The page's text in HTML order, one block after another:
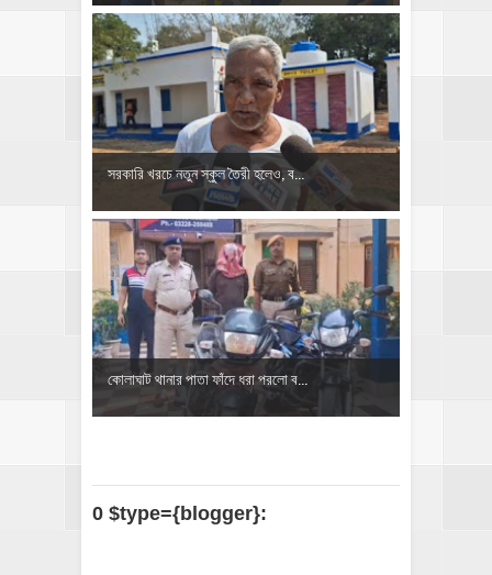
সরকারি খরচে নতুন স্কুল তৈরী হলেও, ব...
কোলাঘাট থানার পাতা ফাঁদে ধরা পরলো ব...
0 $type={blogger}: